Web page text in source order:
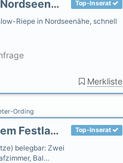
Top-Inserat
Haus am Fluß, Garten in Ihlow-Riepe Nordseenähe, gerne Hunde
Riepe in Nordseenähe, schnell
Merkliste
Ording
Top-Inserat
Gästehaus Uthörn - Fewo. Sylt "auf dem Festland"
belegbar: Zwei
Bal…